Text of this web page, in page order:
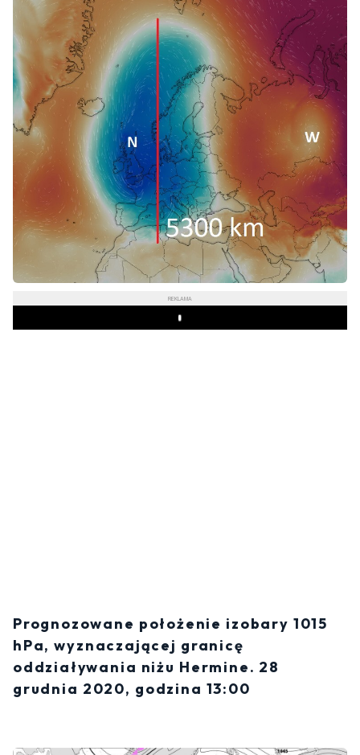
REKLAMA
Play
Prognozowane położenie izobary 1015
hPa, wyznaczającej granicę
oddziaływania niżu Hermine. 28
grudnia 2020, godzina 13:00